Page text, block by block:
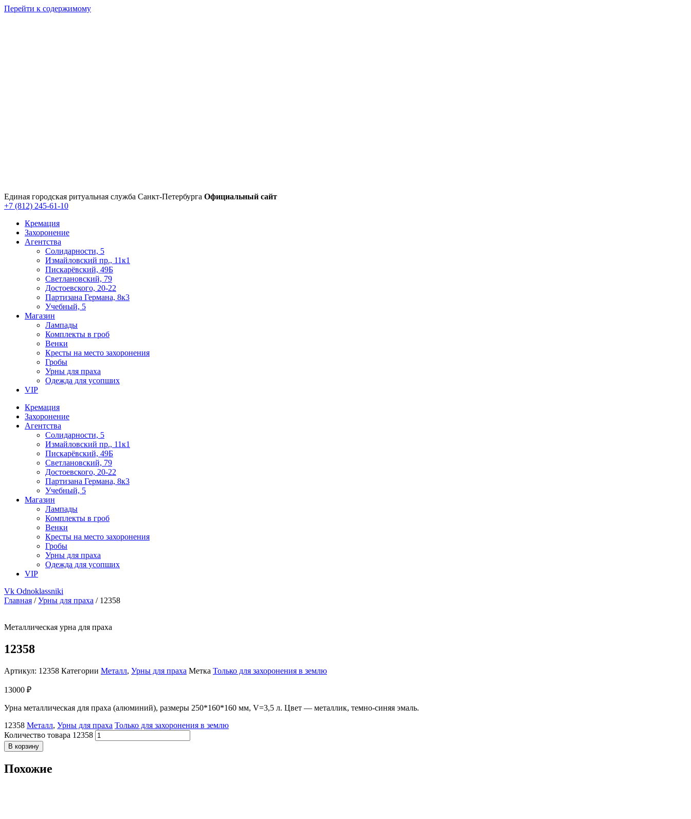
Перейти к содержимому
Единая городская ритуальная служба Санкт‑Петербурга Официальный сайт
+7 (812) 245-61-10
Кремация
Захоронение
Агентства
Солидарности, 5
Измайловский пр., 11к1
Пискарёвский, 49Б
Светлановский, 79
Достоевского, 20-22
Партизана Германа, 8к3
Учебный, 5
Магазин
Лампады
Комплекты в гроб
Венки
Кресты на место захоронения
Гробы
Урны для праха
Одежда для усопших
VIP
Кремация
Захоронение
Агентства
Солидарности, 5
Измайловский пр., 11к1
Пискарёвский, 49Б
Светлановский, 79
Достоевского, 20-22
Партизана Германа, 8к3
Учебный, 5
Магазин
Лампады
Комплекты в гроб
Венки
Кресты на место захоронения
Гробы
Урны для праха
Одежда для усопших
VIP
Vk Odnoklassniki
Главная /Урны для праха / 12358
Металлическая урна для праха
12358
Артикул: 12358 Категории Металл, Урны для праха Метка Только для захоронения в землю
13000 ₽
Урна металлическая для праха (алюминий), размеры 250*160*160 мм, V=3,5 л. Цвет — металлик, темно-синяя эмаль.
12358 Металл, Урны для праха Только для захоронения в землю
Количество товара 12358
В корзину
Похожие